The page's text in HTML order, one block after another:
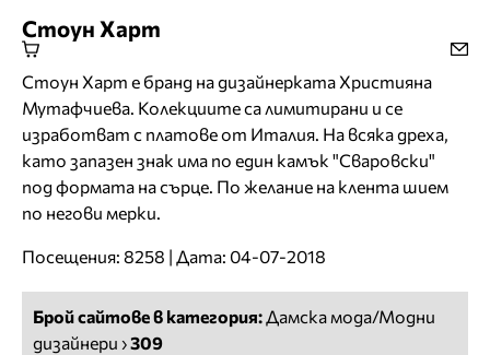
Стоун Харт
Стоун Харт е бранд на дизайнерката Християна
Мутафчиева. Колекциите са лимитирани и се
изработват с платове от Италия. На всяка дреха,
като запазен знак има по един камък "Сваровски"
под формата на сърце. По желание на клента шием
по негови мерки.
Посещения: 8258 | Дата: 04-07-2018
Брой сайтове в категория:Дамска мода/Модни
дизайнери ›309